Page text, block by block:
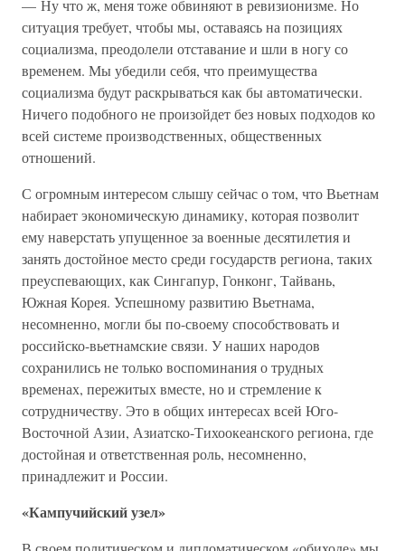
— Ну что ж, меня тоже обвиняют в ревизионизме. Но
ситуация требует, чтобы мы, оставаясь на позициях
социализма, преодолели отставание и шли в ногу со
временем. Мы убедили себя, что преимущества
социализма будут раскрываться как бы автоматически.
Ничего подобного не произойдет без новых подходов ко
всей системе производственных, общественных
отношений.
С огромным интересом слышу сейчас о том, что Вьетнам
набирает экономическую динамику, которая позволит
ему наверстать упущенное за военные десятилетия и
занять достойное место среди государств региона, таких
преуспевающих, как Сингапур, Гонконг, Тайвань,
Южная Корея. Успешному развитию Вьетнама,
несомненно, могли бы по-своему способствовать и
российско-вьетнамские связи. У наших народов
сохранились не только воспоминания о трудных
временах, пережитых вместе, но и стремление к
сотрудничеству. Это в общих интересах всей Юго-
Восточной Азии, Азиатско-Тихоокеанского региона, где
достойная и ответственная роль, несомненно,
принадлежит и России.
«Кампучийский узел»